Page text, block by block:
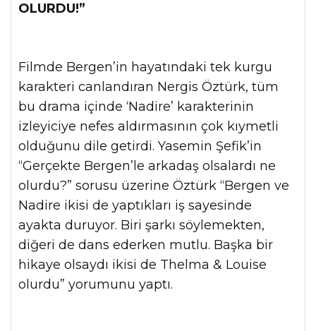
OLURDU!”
Filmde Bergen’in hayatındaki tek kurgu
karakteri canlandıran Nergis Öztürk, tüm
bu drama içinde ‘Nadire’ karakterinin
izleyiciye nefes aldırmasının çok kıymetli
olduğunu dile getirdi. Yasemin Şefik’in
“Gerçekte Bergen’le arkadaş olsalardı ne
olurdu?” sorusu üzerine Öztürk “Bergen ve
Nadire ikisi de yaptıkları iş sayesinde
ayakta duruyor. Biri şarkı söylemekten,
diğeri de dans ederken mutlu. Başka bir
hikaye olsaydı ikisi de Thelma & Louise
olurdu” yorumunu yaptı.